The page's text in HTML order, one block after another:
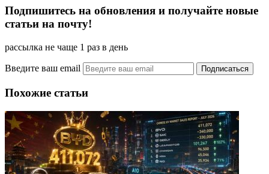
Подпишитесь на обновления и получайте новые
статьи на почту!
рассылка не чаще 1 раз в день
Введите ваш email
Похожие статьи